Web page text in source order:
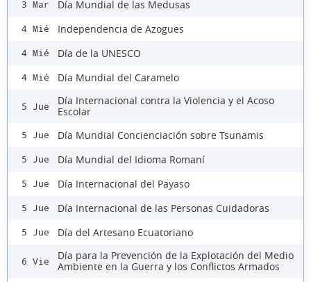
3 Mar Día Mundial de las Medusas
4 Mié Independencia de Azogues
4 Mié Día de la UNESCO
4 Mié Día Mundial del Caramelo
5 Jue
Día Internacional contra la Violencia y el Acoso
Escolar
5 Jue Día Mundial Concienciación sobre Tsunamis
5 Jue Día Mundial del Idioma Romaní
5 Jue Día Internacional del Payaso
5 Jue Día Internacional de las Personas Cuidadoras
5 Jue Día del Artesano Ecuatoriano
6 Vie
Día para la Prevención de la Explotación del Medio
Ambiente en la Guerra y los Conflictos Armados